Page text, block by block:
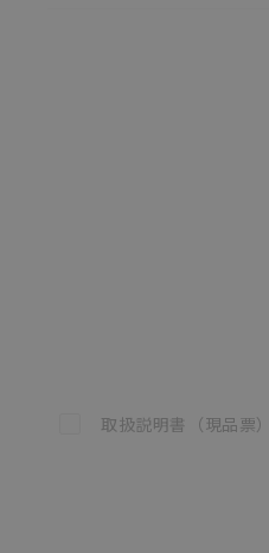
この資料を選択
取扱説明書（現品票）